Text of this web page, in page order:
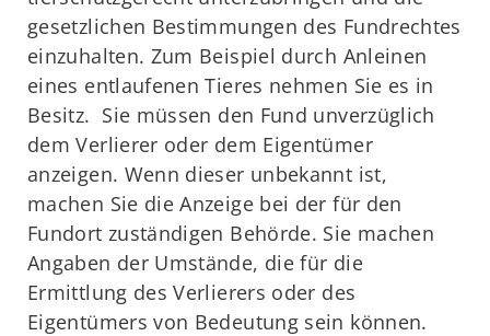
gesetzlichen Bestimmungen des Fundrechtes
einzuhalten. Zum Beispiel durch Anleinen
eines entlaufenen Tieres nehmen Sie es in
Besitz. Sie müssen den Fund unverzüglich
dem Verlierer oder dem Eigentümer
anzeigen. Wenn dieser unbekannt ist,
machen Sie die Anzeige bei der für den
Fundort zuständigen Behörde. Sie machen
Angaben der Umstände, die für die
Ermittlung des Verlierers oder des
Eigentümers von Bedeutung sein können.